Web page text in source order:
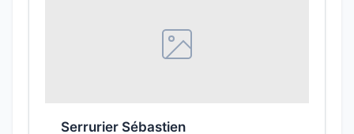
Serrurier Sébastien